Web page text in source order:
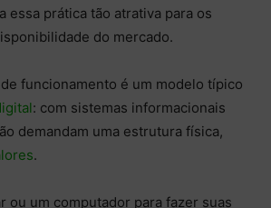
essa prática tão atrativa para os
do mercado.
funcionamento é um modelo típico
: com sistemas informacionais
demandam uma estrutura física,
.
ou um computador para fazer suas